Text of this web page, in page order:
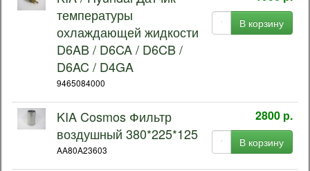
температуры
охлаждающей жидкости
D6AB / D6CA / D6CB /
D6AC / D4GA
9465084000
В корзину
KIA Cosmos Фильтр
воздушный 380*225*125
AA80A23603
2800 р.
В корзину